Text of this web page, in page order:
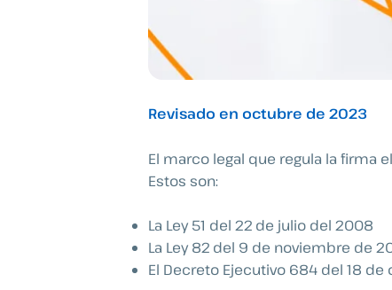
Revisado en octubre de 2023
El marco legal que regula la firma
Estos son:
La Ley 51 del 22 de julio del 2008
La Ley 82 del 9 de noviembre de
El Decreto Ejecutivo 684 del 18 de